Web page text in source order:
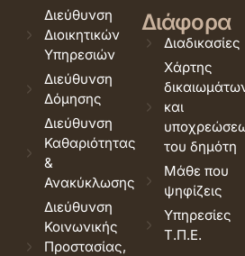
Διεύθυνση
Διοικητικών
Υπηρεσιών
Διεύθυνση
Δόμησης
Διεύθυνση
Καθαριότητας
&
Ανακύκλωσης
Διεύθυνση
Κοινωνικής
Προστασίας,
Διάφορα
Διαδικασίες
Χάρτης
και
του δημότη
Μάθε που
ψηφίζεις
Υπηρεσίες
Τ.Π.Ε.